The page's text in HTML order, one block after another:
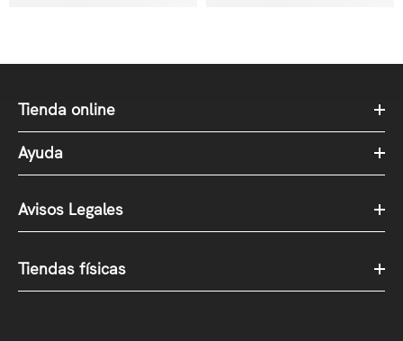
Tienda online
Ayuda
Avisos Legales
Tiendas físicas